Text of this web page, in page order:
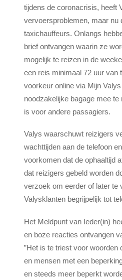
tijdens de coronacrisis, heeft
vervoersproblemen, maar nu
taxichauffeurs. Onlangs
brief ontvangen waarin ze
mogelijk te reizen in de
een reis minimaal 72 uur van
voorkeur online via Mijn
noodzakelijke bagage mee
is voor andere passagiers.
Valys waarschuwt reizigers
wachttijden aan de telefoon
voorkomen dat de ophaaltijd
dat reizigers gebeld worden
verzoek om eerder of later te
Valysklanten begrijpelijk tot
Het Meldpunt van Ieder(in)
en boze reacties ontvangen
”Het is te triest voor woorden
en mensen met een
en steeds meer beperkt